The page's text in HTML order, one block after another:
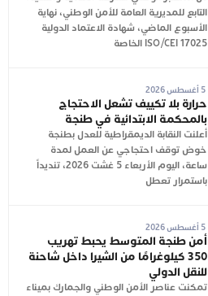
التابع للمديرية العامة للأمن الوطني، نهاية
الأسبوع الماضي، شهادة الاعتماد الدولية
ISO/CEI 17025 الخاصة
5 أغسطس 2026
حرارة بلا تكييف تشعل الاحتجاج
بالمحكمة الابتدائية في طنجة
أعلنت النقابة الديمقراطية للعدل بطنجة
خوض توقف احتجاجي عن العمل لمدة
ساعة، اليوم الأربعاء 5 غشت 2026، تنديداً
باستمرار تعطل
5 أغسطس 2026
أمن طنجة المتوسط يحبط تهريب
350 كيلوغرامًا من الشيرا داخل شاحنة
للنقل الدولي
تمكنت عناصر الأمن الوطني والجمارك بميناء